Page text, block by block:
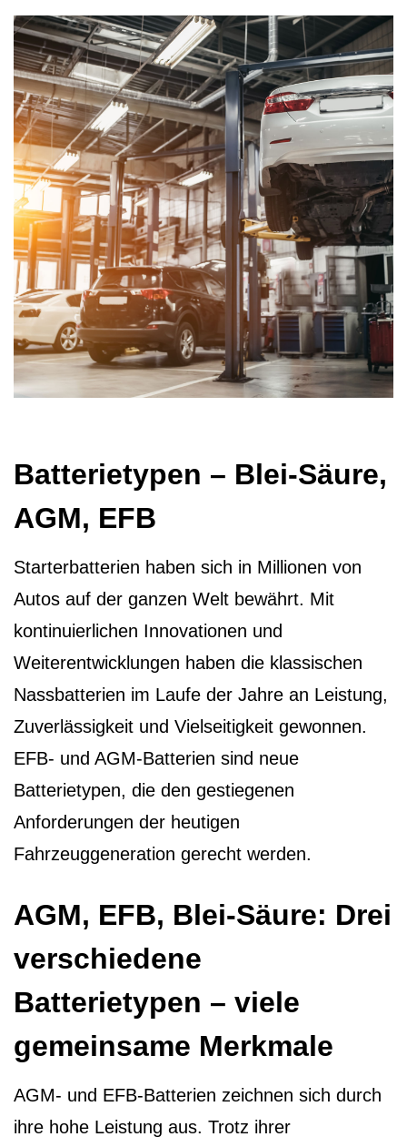
Batterietypen – Blei-Säure,
AGM, EFB
Starterbatterien haben sich in Millionen von
Autos auf der ganzen Welt bewährt. Mit
kontinuierlichen Innovationen und
Weiterentwicklungen haben die klassischen
Nassbatterien im Laufe der Jahre an Leistung,
Zuverlässigkeit und Vielseitigkeit gewonnen.
EFB- und AGM-Batterien sind neue
Batterietypen, die den gestiegenen
Anforderungen der heutigen
Fahrzeuggeneration gerecht werden.
AGM, EFB, Blei-Säure: Drei
verschiedene
Batterietypen – viele
gemeinsame Merkmale
AGM- und EFB-Batterien zeichnen sich durch
ihre hohe Leistung aus. Trotz ihrer